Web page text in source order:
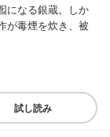
になる銀蔵。しか
が毒煙を炊き、被
試し読み